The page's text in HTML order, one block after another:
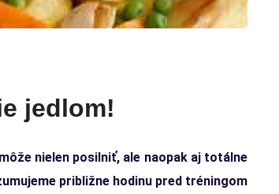
jedlom!
nielen posilniť, ale naopak aj totálne
približne hodinu pred tréningom